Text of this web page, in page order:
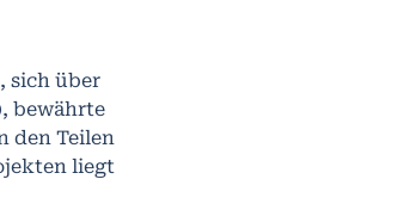
sich über
bewährte
den Teilen
liegt